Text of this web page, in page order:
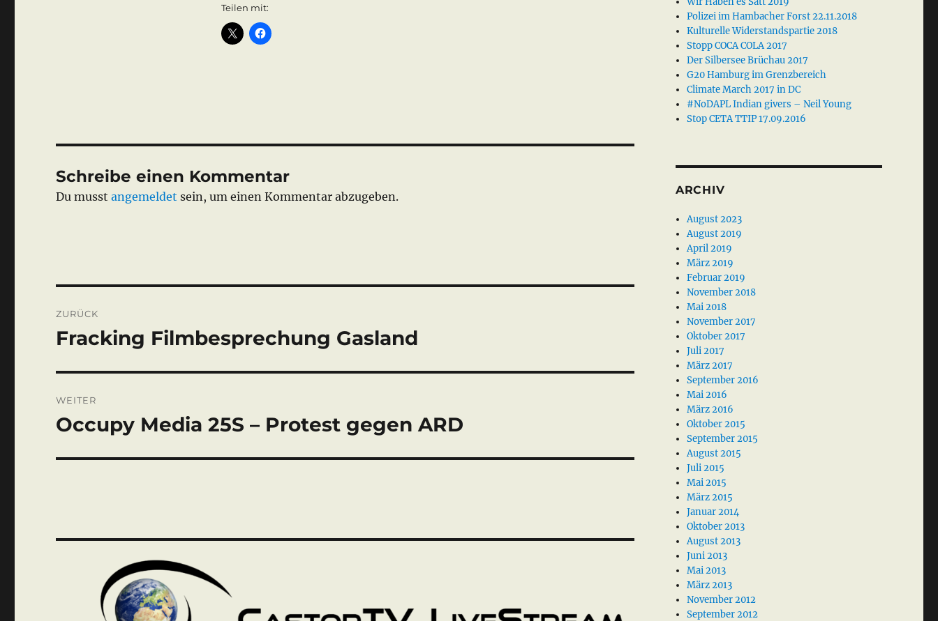
Teilen mit:
Schreibe einen Kommentar
Du musstangemeldet sein, um einen Kommentar abzugeben.
ZURÜCK
Vorheriger
Fracking Filmbesprechung Gasland
WEITER
Nächster
Occupy Media 25S – Protest gegen ARD
Polizei im Hambacher Forst 22.11.2018
Kulturelle Widerstandspartie 2018
Stopp COCA COLA 2017
Der Silbersee Brüchau 2017
G20 Hamburg im Grenzbereich
Climate March 2017 in DC
#NoDAPL Indian givers – Neil Young
Stop CETA TTIP 17.09.2016
ARCHIV
August 2023
August 2019
April 2019
März 2019
Februar 2019
November 2018
Mai 2018
November 2017
Oktober 2017
Juli 2017
März 2017
September 2016
Mai 2016
März 2016
Oktober 2015
September 2015
August 2015
Juli 2015
Mai 2015
März 2015
Januar 2014
Oktober 2013
August 2013
Juni 2013
Mai 2013
März 2013
November 2012
September 2012